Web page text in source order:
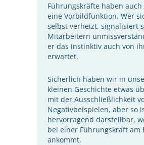
Führungskräfte haben auch
eine Vorbildfunktion. Wer
selbst verheizt, signalisiert
Mitarbeitern
er das instinktiv auch von
erwartet.
Sicherlich haben wir in
kleinen Geschichte etwas
mit der Ausschließlichkeit
Negativbeispielen, aber so
hervorragend darstellbar,
bei einer Führungskraft am
ankommt.